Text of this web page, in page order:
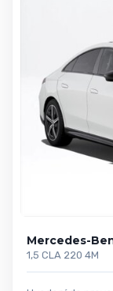
Mercedes-
1,5 CLA 220 4M